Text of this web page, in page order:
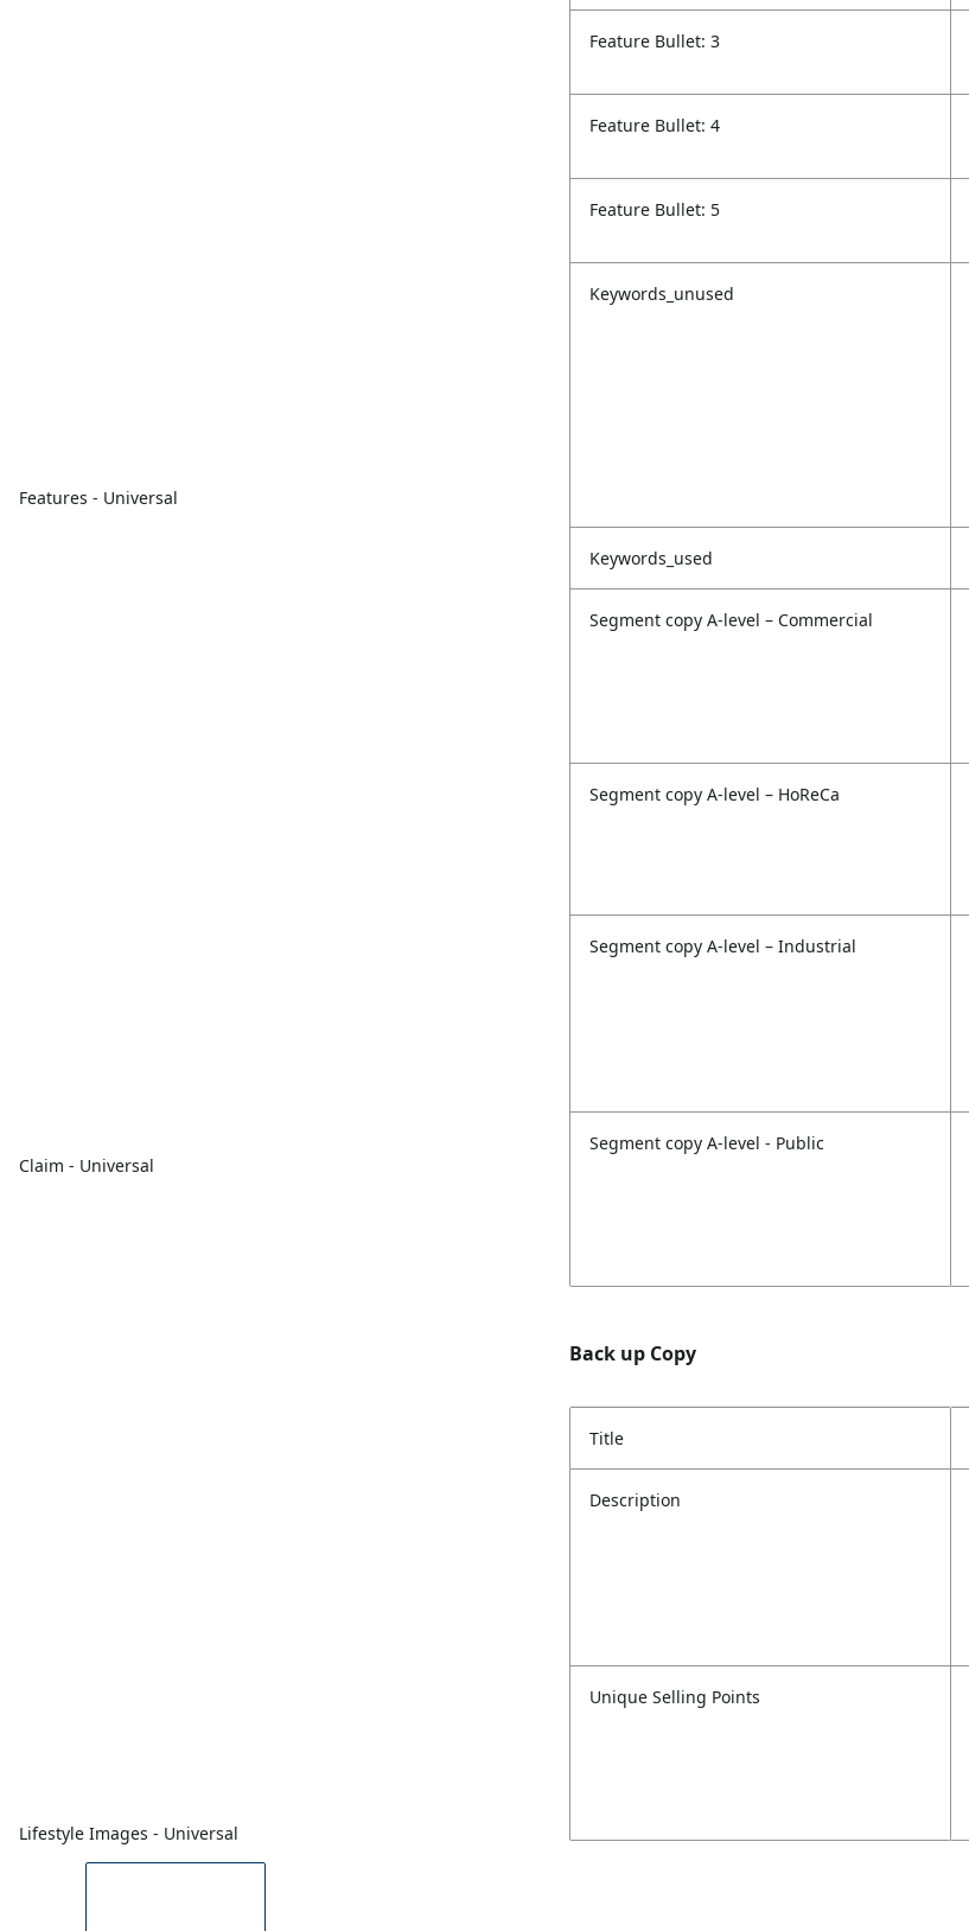
Features - Universal
Claim - Universal
Lifestyle Images - Universal
Feature Bullet: 3
Feature Bullet: 4
Feature Bullet: 5
Keywords_unused
Keywords_used
Segment copy A-level – Commercial
Segment copy A-level – HoReCa
Segment copy A-level – Industrial
Segment copy A-level - Public
Back up Copy
Title
Description
Unique Selling Points